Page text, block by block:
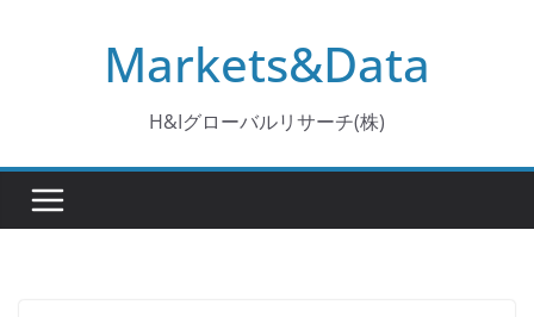
Markets&Data
H&Iグローバルリサーチ(株)